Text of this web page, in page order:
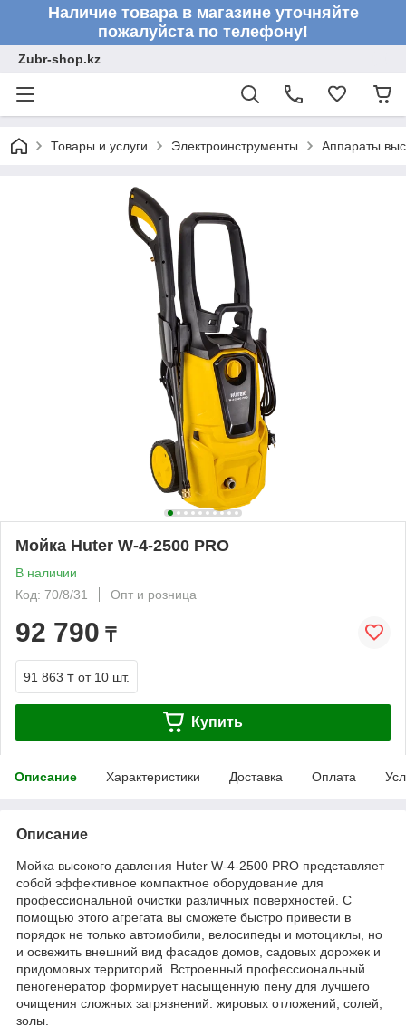
Наличие товара в магазине уточняйте
пожалуйста по телефону!
Zubr-shop.kz
Товары и услуги Электроинструменты Аппараты
Мойка Huter W-4-2500 PRO
В наличии
Код: 70/8/31
Опт и розница
92 790 ₸
91 863 ₸ от 10 шт.
Купить
Описание Характеристики Доставка Оплата
Описание
Мойка высокого давления Huter W-4-2500 PRO представляет
собой эффективное компактное оборудование для
профессиональной очистки различных поверхностей. С
помощью этого агрегата вы сможете быстро привести в
порядок не только автомобили, велосипеды и мотоциклы, но
и освежить внешний вид фасадов домов, садовых дорожек и
придомовых территорий. Встроенный профессиональный
пеногенератор формирует насыщенную пену для лучшего
очищения сложных загрязнений: жировых отложений, солей,
золы.